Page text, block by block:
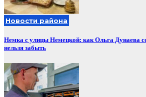
Новости района
Немка с улицы Немецкой: как Ольга Дунаева
нельзя забыть